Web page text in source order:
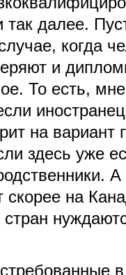
так далее.
когда
и
То есть,
на вариант
здесь уже
А
скорее на